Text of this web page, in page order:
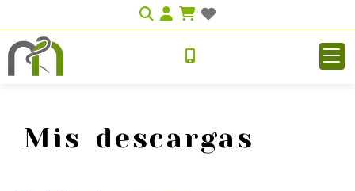
Identifícate
Mis descargas